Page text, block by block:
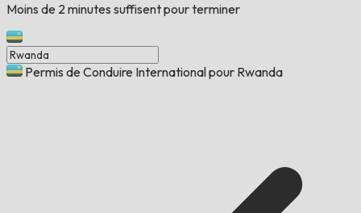
Moins de 2 minutes suffisent pour terminer
Permis de Conduire International pour Rwanda